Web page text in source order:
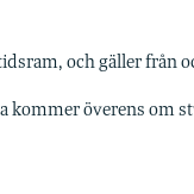
och gäller från
kommer överens om